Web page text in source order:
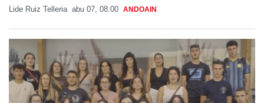
Lide Ruiz Telleria abu 07, 08:00 ANDOAIN